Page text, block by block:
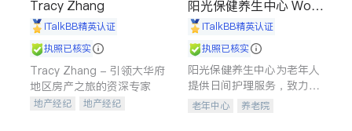
Tracy Zhang
iTalkBB精英认证
执照已核实
Tracy Zhang - 引领大华府
地区房产之旅的资深专家
地产经纪
地产经纪
阳光保健养生中心 World
shine
iTalkBB精英认证
执照已核实
阳光保健养生中心为老年人
提供日间护理服务，致力于
通过持续的护理创新来有效
老年中心 养老院